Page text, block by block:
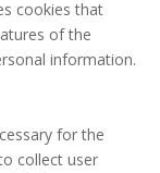
cookies that
of the
information.
for the
collect user